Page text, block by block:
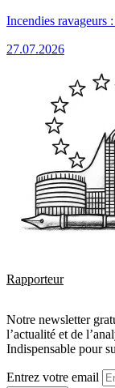
Incendies ravageurs
27.07.2026
Rapporteur
Notre newsletter
l’actualité et de
Indispensable pour
Entrez votre email